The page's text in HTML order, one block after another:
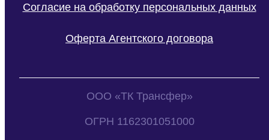
Согласие на обработку персональных данных
Оферта Агентского договора
ООО «ТК Трансфер»
ОГРН 1162301051000